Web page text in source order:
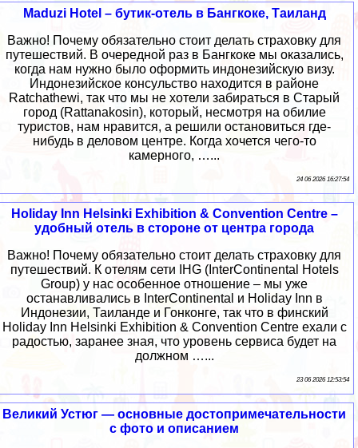
Maduzi Hotel – бутик-отель в Бангкоке, Таиланд
Важно! Почему обязательно стоит делать страховку для
путешествий. В очередной раз в Бангкоке мы оказались,
когда нам нужно было оформить индонезийскую визу.
Индонезийское консульство находится в районе
Ratchathewi, так что мы не хотели забираться в Старый
город (Rattanakosin), который, несмотря на обилие
туристов, нам нравится, а решили остановиться где-
нибудь в деловом центре. Когда хочется чего-то
камерного, …...
24 06 2026 16:27:54
Holiday Inn Helsinki Exhibition & Convention Centre –
удобный отель в стороне от центра города
Важно! Почему обязательно стоит делать страховку для
путешествий. К отелям сети IHG (InterContinental Hotels
Group) у нас особенное отношение – мы уже
останавливались в InterContinental и Holiday Inn в
Индонезии, Таиланде и Гонконге, так что в финский
Holiday Inn Helsinki Exhibition & Convention Centre ехали с
радостью, заранее зная, что уровень сервиса будет на
должном …...
23 06 2026 12:53:54
Великий Устюг — основные достопримечательности
с фото и описанием